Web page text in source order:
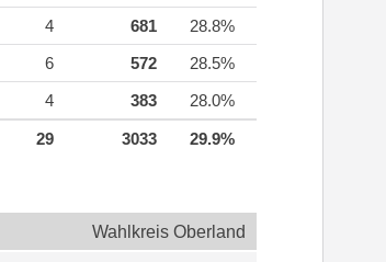
4 681
28.8%
6 572
28.5%
4 383 28.0%
29 3033 29.9%
Wahlkreis Oberland